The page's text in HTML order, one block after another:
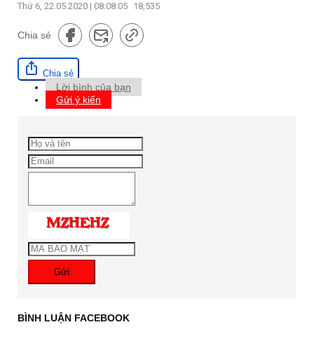
Thứ 6, 22.05.2020 | 08:08:05 18,535
Chia sẻ
Chia sẻ
Lời bình của bạn
Gửi ý kiến
Gửi
BÌNH LUẬN FACEBOOK